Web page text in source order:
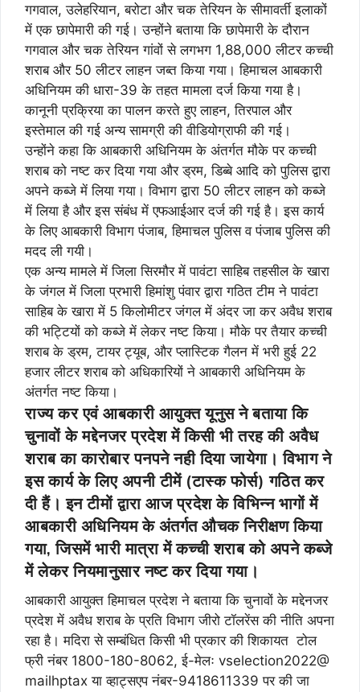
गगवाल, उलेहरियान, बरोटा और चक तेरियन के सीमावर्ती इलाकों
में एक छापेमारी की गई। उन्होंने बताया कि छापेमारी के दौरान
गगवाल और चक तेरियन गांवों से लगभग 1,88,000 लीटर कच्ची
शराब और 50 लीटर लाहन जब्त किया गया। हिमाचल आबकारी
अधिनियम की धारा-39 के तहत मामला दर्ज किया गया है।
कानूनी प्रक्रिया का पालन करते हुए लाहन, तिरपाल और
इस्तेमाल की गई अन्य सामग्री की वीडियोग्राफी की गई।
उन्होंने कहा कि आबकारी अधिनियम के अंतर्गत मौके पर कच्ची
शराब को नष्ट कर दिया गया और ड्रम, डिब्बे आदि को पुलिस द्वारा
अपने कब्जे में लिया गया। विभाग द्वारा 50 लीटर लाहन को कब्जे
में लिया है और इस संबंध में एफआईआर दर्ज की गई है। इस कार्य
के लिए आबकारी विभाग पंजाब, हिमाचल पुलिस व पंजाब पुलिस की
मदद ली गयी।
एक अन्य मामले में जिला सिरमौर में पावंटा साहिब तहसील के खारा
के जंगल में जिला प्रभारी हिमांशु पंवार द्वारा गठित टीम ने पावंटा
साहिब के खारा में 5 किलोमीटर जंगल में अंदर जा कर अवैध शराब
की भट्टियों को कब्जे में लेकर नष्ट किया। मौके पर तैयार कच्ची
शराब के ड्रम, टायर ट्यूब, और प्लास्टिक गैलन में भरी हुई 22
हजार लीटर शराब को अधिकारियों ने आबकारी अधिनियम के
अंतर्गत नष्ट किया।
राज्य कर एवं आबकारी आयुक्त यूनुस ने बताया कि
चुनावों के मद्देनजर प्रदेश में किसी भी तरह की अवैध
शराब का कारोबार पनपने नही दिया जायेगा। विभाग ने
इस कार्य के लिए अपनी टीमें (टास्क फोर्स) गठित कर
दी हैं। इन टीमों द्वारा आज प्रदेश के विभिन्न भागों में
आबकारी अधिनियम के अंतर्गत औचक निरीक्षण किया
गया, जिसमें भारी मात्रा में कच्ची शराब को अपने कब्जे
में लेकर नियमानुसार नष्ट कर दिया गया।
आबकारी आयुक्त हिमाचल प्रदेश ने बताया कि चुनावों के मद्देनजर
प्रदेश में अवैध शराब के प्रति विभाग जीरो टॉलरेंस की नीति अपना
रहा है। मदिरा से सम्बंधित किसी भी प्रकार की शिकायत टोल
फ्री नंबर 1800-180-8062, ई-मेलः vselection2022@
mailhptax या व्हाट्सएप नंबर-9418611339 पर की जा